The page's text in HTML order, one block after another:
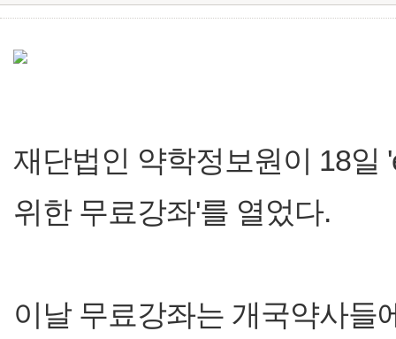
재단법인 약학정보원이 18일
위한 무료강좌'를 열었다.
이날 무료강좌는 개국약사들